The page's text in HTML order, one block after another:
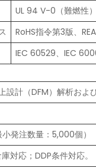
UL 94 V-0（難燃性
RoHS指令第3版、
IEC 60529、IEC
設計（DFM）解析およ
発注数量：5,000個）
対応；DDP条件対応。